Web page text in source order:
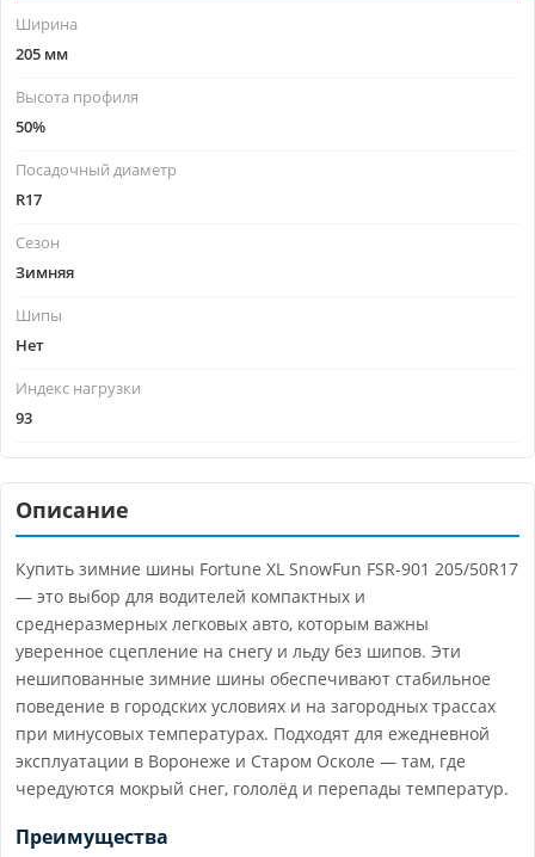
Ширина
205 мм
Высота профиля
50%
Посадочный диаметр
R17
Сезон
Зимняя
Шипы
Нет
Индекс нагрузки
93
Описание
Купить зимние шины Fortune XL SnowFun FSR-901 205/50R17
— это выбор для водителей компактных и
среднеразмерных легковых авто, которым важны
уверенное сцепление на снегу и льду без шипов. Эти
нешипованные зимние шины обеспечивают стабильное
поведение в городских условиях и на загородных трассах
при минусовых температурах. Подходят для ежедневной
эксплуатации в Воронеже и Старом Осколе — там, где
чередуются мокрый снег, гололёд и перепады температур.
Преимущества